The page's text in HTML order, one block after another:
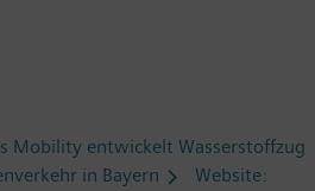
Mobility entwickelt Wasserstoffzug
in Bayern
Website: